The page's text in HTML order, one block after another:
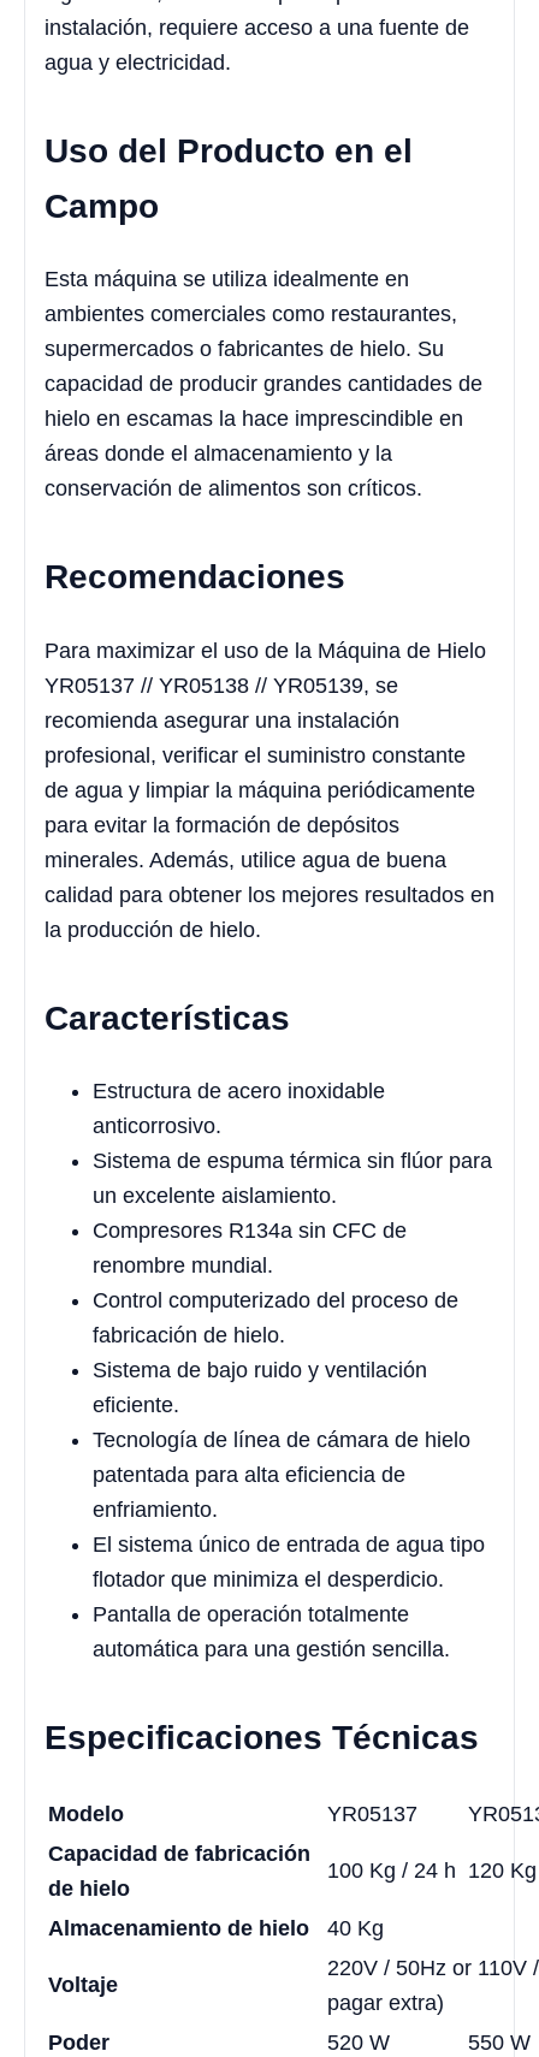
instalación, requiere acceso a una fuente de
agua y electricidad.
Uso del Producto en el
Campo
Esta máquina se utiliza idealmente en
ambientes comerciales como restaurantes,
supermercados o fabricantes de hielo. Su
capacidad de producir grandes cantidades de
hielo en escamas la hace imprescindible en
áreas donde el almacenamiento y la
conservación de alimentos son críticos.
Recomendaciones
Para maximizar el uso de la Máquina de Hielo
YR05137 // YR05138 // YR05139, se
recomienda asegurar una instalación
profesional, verificar el suministro constante
de agua y limpiar la máquina periódicamente
para evitar la formación de depósitos
minerales. Además, utilice agua de buena
calidad para obtener los mejores resultados en
la producción de hielo.
Características
Estructura de acero inoxidable
anticorrosivo.
Sistema de espuma térmica sin flúor para
un excelente aislamiento.
Compresores R134a sin CFC de
renombre mundial.
Control computerizado del proceso de
fabricación de hielo.
Sistema de bajo ruido y ventilación
eficiente.
Tecnología de línea de cámara de hielo
patentada para alta eficiencia de
enfriamiento.
El sistema único de entrada de agua tipo
flotador que minimiza el desperdicio.
Pantalla de operación totalmente
automática para una gestión sencilla.
Especificaciones Técnicas
Modelo YR05137
Capacidad de fabricación
de hielo
100 Kg / 24 h 120
Almacenamiento de hielo 40 Kg
Voltaje
220V / 50Hz or 110V
pagar extra)
Poder
520 W
550 W